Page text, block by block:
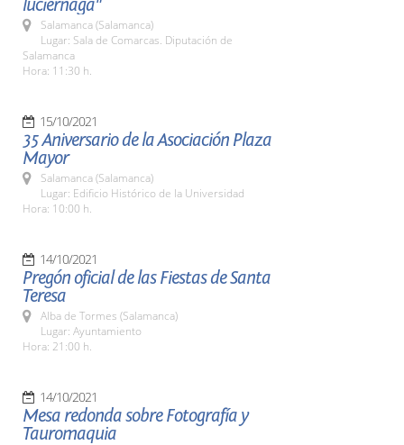
luciérnaga"
Salamanca (Salamanca)
Lugar: Sala de Comarcas. Diputación de
Salamanca
Hora: 11:30 h.
15/10/2021
35 Aniversario de la Asociación Plaza
Mayor
Salamanca (Salamanca)
Lugar: Edificio Histórico de la Universidad
Hora: 10:00 h.
14/10/2021
Pregón oficial de las Fiestas de Santa
Teresa
Alba de Tormes (Salamanca)
Lugar: Ayuntamiento
Hora: 21:00 h.
14/10/2021
Mesa redonda sobre Fotografía y
Tauromaquia